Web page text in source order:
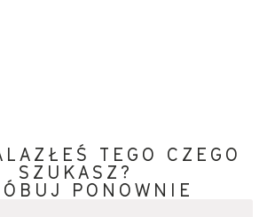
TEGO CZEGO
SZUKASZ?
PONOWNIE